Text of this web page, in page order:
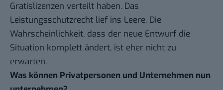
Gratislizenzen verteilt haben. Das
Leistungsschutzrecht lief ins Leere. Die
Wahrscheinlichkeit, dass der neue Entwurf die
Situation komplett ändert, ist eher nicht zu
erwarten.
Was können Privatpersonen und Unternehmen nun